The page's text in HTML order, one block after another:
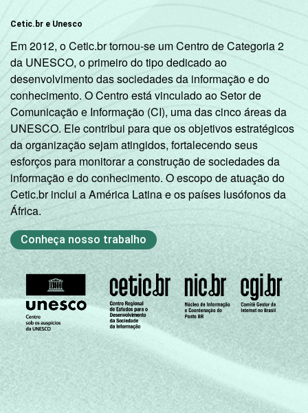
Cetic.br e Unesco
Em 2012, o Cetic.br tornou-se um Centro de Categoria 2
da UNESCO, o primeiro do tipo dedicado ao
desenvolvimento das sociedades da informação e do
conhecimento. O Centro está vinculado ao Setor de
Comunicação e Informação (CI), uma das cinco áreas da
UNESCO. Ele contribui para que os objetivos estratégicos
da organização sejam atingidos, fortalecendo seus
esforços para monitorar a construção de sociedades da
informação e do conhecimento. O escopo de atuação do
Cetic.br inclui a América Latina e os países lusófonos da
África.
Conheça nosso trabalho